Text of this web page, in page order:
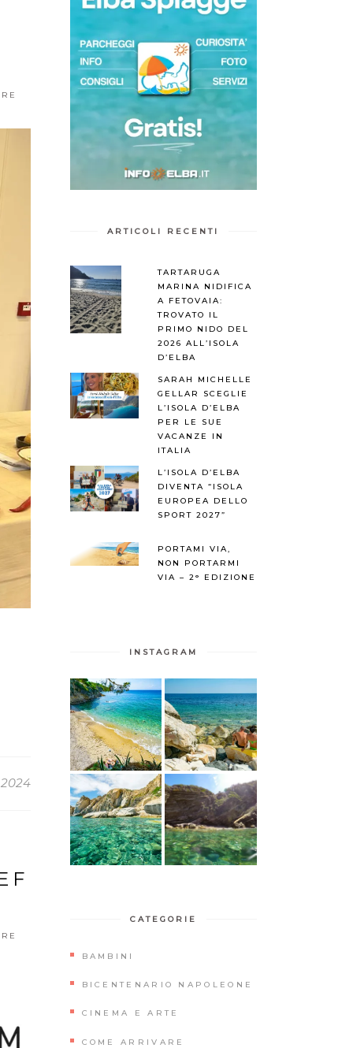
ARTICOLI RECENTI
TARTARUGA
MARINA NIDIFICA
A FETOVAIA:
TROVATO IL
PRIMO NIDO DEL
2026 ALL’ISOLA
D’ELBA
SARAH MICHELLE
GELLAR SCEGLIE
L’ISOLA D’ELBA
PER LE SUE
VACANZE IN
ITALIA
L’ISOLA D’ELBA
DIVENTA “ISOLA
EUROPEA DELLO
SPORT 2027”
PORTAMI VIA,
NON PORTARMI
VIA – 2° EDIZIONE
INSTAGRAM
CATEGORIE
BAMBINI
BICENTENARIO NAPOLEONE
CINEMA E ARTE
COME ARRIVARE